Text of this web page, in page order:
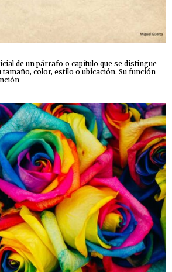
de un párrafo o capítulo que se distingue
color, estilo o ubicación. Su función